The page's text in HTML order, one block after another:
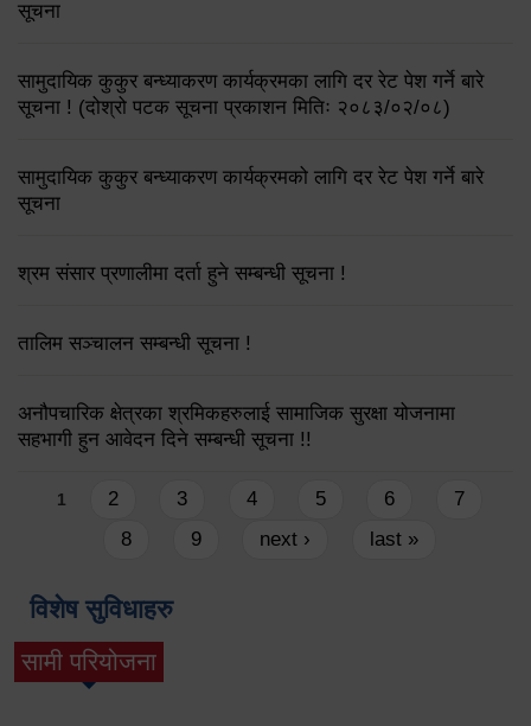
सूचना
सामुदायिक कुकुर बन्ध्याकरण कार्यक्रमका लागि दर रेट पेश गर्ने बारे
सूचना ! (दोश्रो पटक सूचना प्रकाशन मितिः २०८३/०२/०८)
सामुदायिक कुकुर बन्ध्याकरण कार्यक्रमको लागि दर रेट पेश गर्ने बारे
सूचना
श्रम संसार प्रणालीमा दर्ता हुने सम्बन्धी सूचना !
तालिम सञ्चालन सम्बन्धी सूचना !
अनौपचारिक क्षेत्रका श्रमिकहरुलाई सामाजिक सुरक्षा योजनामा
सहभागी हुन आवेदन दिने सम्बन्धी सूचना !!
Pages
1 2 3 4 5 6
7
8
9 next › last »
विशेष सुविधाहरु
सामी परियोजना
(active tab)